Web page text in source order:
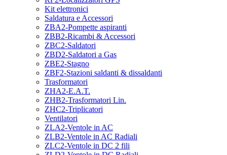
Kit elettronici
Saldatura e Accessori
ZBA2-Pompette aspiranti
ZBB2-Ricambi & Accessori
ZBC2-Saldatori
ZBD2-Saldatori a Gas
ZBE2-Stagno
ZBF2-Stazioni saldanti & dissaldanti
Trasformatori
ZHA2-E.A.T.
ZHB2-Trasformatori Lin.
ZHC2-Triplicatori
Ventilatori
ZLA2-Ventole in AC
ZLB2-Ventole in AC Radiali
ZLC2-Ventole in DC 2 fili